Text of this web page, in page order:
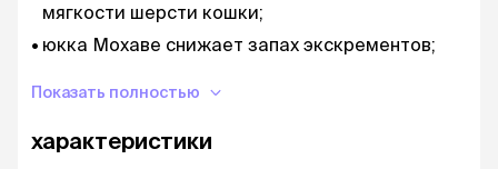
мягкости шерсти кошки;
юкка Мохаве снижает запах экскрементов;
антиоксидант;
клетчатка подорожника богата волокнами
для выведения шерсти из желудка
Показать полностью
характеристики